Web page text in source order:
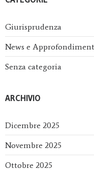
Giurisprudenza
News e
Senza categoria
ARCHIVIO
Dicembre 2025
Novembre 2025
Ottobre 2025